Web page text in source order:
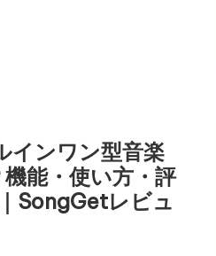
インワン型音楽
能・使い方・評
SongGetレビュ